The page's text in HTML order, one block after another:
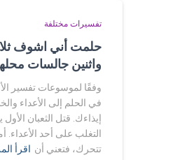
تفسيرات مختلفة
حلمت أني اشوف
واثنين جالسات
وفقًا لموسوعات تفسير
في الحلم إلى الأعداء
إيذاءك. قتل الثعبان
التغلب على أحد الأعداء.
تتحرك، فتعني أن اقرأ